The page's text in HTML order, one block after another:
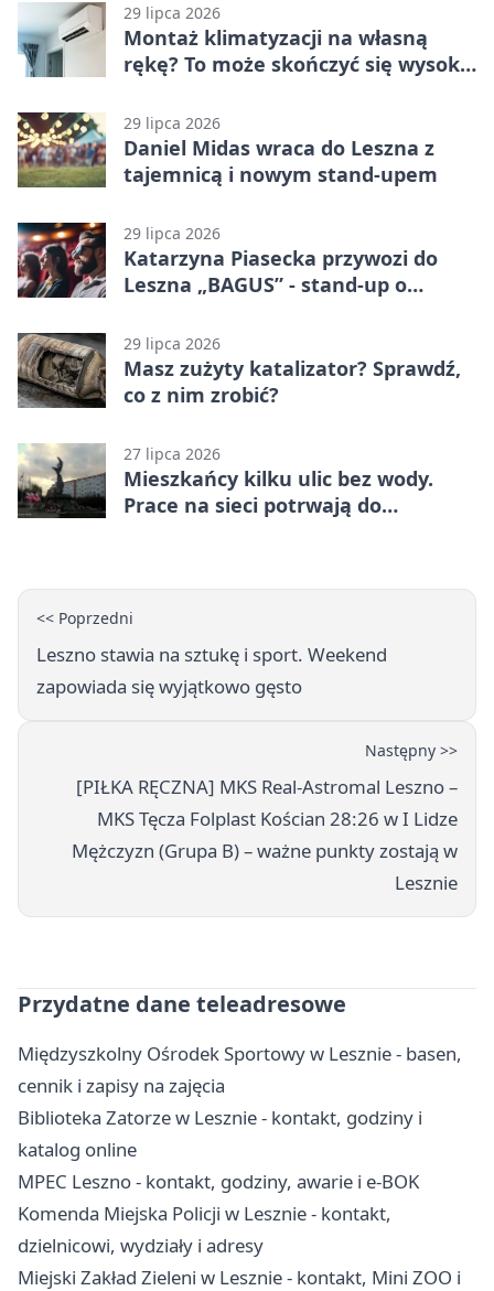
29 lipca 2026
Montaż klimatyzacji na własną
rękę? To może skończyć się wysoką
29 lipca 2026
Daniel Midas wraca do Leszna z
tajemnicą i nowym stand-upem
29 lipca 2026
Katarzyna Piasecka przywozi do
Leszna „BAGUS” - stand-up o
29 lipca 2026
Masz zużyty katalizator? Sprawdź,
co z nim zrobić?
27 lipca 2026
Mieszkańcy kilku ulic bez wody.
Prace na sieci potrwają do
<< Poprzedni
Leszno stawia na sztukę i sport. Weekend
zapowiada się wyjątkowo gęsto
Następny >>
[PIŁKA RĘCZNA] MKS Real-Astromal Leszno –
MKS Tęcza Folplast Kościan 28:26 w I Lidze
Mężczyzn (Grupa B) – ważne punkty zostają w
Lesznie
Przydatne dane teleadresowe
Międzyszkolny Ośrodek Sportowy w Lesznie - basen,
cennik i zapisy na zajęcia
Biblioteka Zatorze w Lesznie - kontakt, godziny i
katalog online
MPEC Leszno - kontakt, godziny, awarie i e-BOK
Komenda Miejska Policji w Lesznie - kontakt,
dzielnicowi, wydziały i adresy
Miejski Zakład Zieleni w Lesznie - kontakt, Mini ZOO i